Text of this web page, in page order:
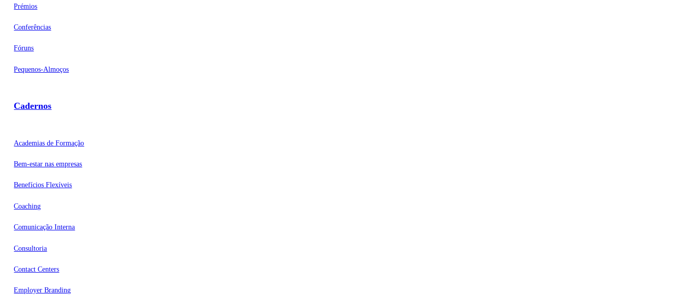
Prémios
Conferências
Fóruns
Pequenos-Almoços
Cadernos
Academias de Formação
Bem-estar nas empresas
Benefícios Flexíveis
Coaching
Comunicação Interna
Consultoria
Contact Centers
Employer Branding